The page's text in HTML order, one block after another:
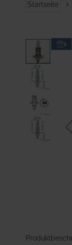
Startseite
Zum
Ende
der
Bildgalerie
springen
1
der